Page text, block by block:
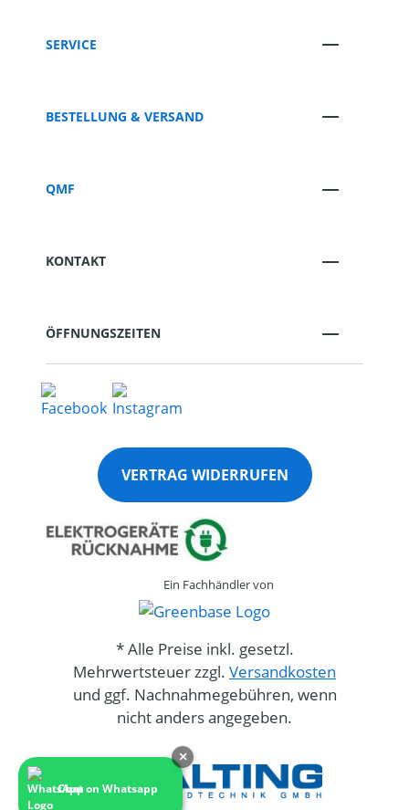
Chat on Whatsapp
×
SERVICE
BESTELLUNG & VERSAND
QMF
KONTAKT
ÖFFNUNGSZEITEN
VERTRAG WIDERRUFEN
Ein Fachhändler von
* Alle Preise inkl. gesetzl.
Mehrwertsteuer zzgl. Versandkosten
und ggf. Nachnahmegebühren, wenn
nicht anders angegeben.